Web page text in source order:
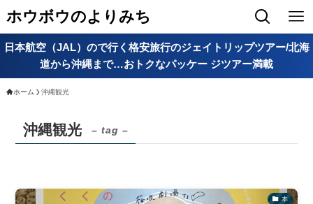
ホウボウのよりみち
日本航空（JAL）ので行く格安旅行のジェイトリップツアー/北海
道から沖縄まで…おトクなパッケー ジツアー満載
ホーム 沖縄観光
沖縄観光 – tag –
本